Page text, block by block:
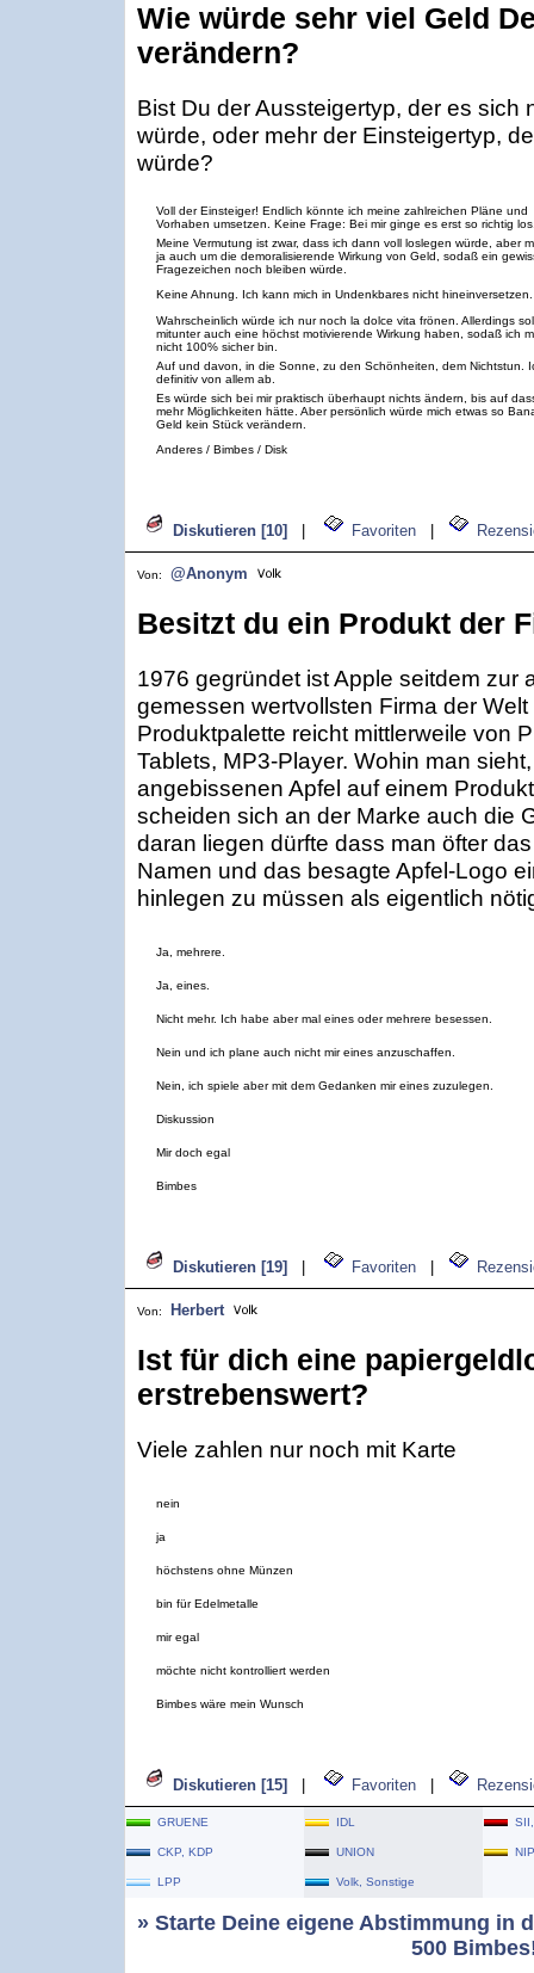
Wie würde sehr viel Geld
verändern?
Bist Du der Aussteigertyp, der es sich
würde, oder mehr der Einsteigertyp,
würde?
Voll der Einsteiger! Endlich könnte ich meine zahlreichen Pläne und
Vorhaben umsetzen. Keine Frage: Bei mir ginge es erst so richtig
Meine Vermutung ist zwar, dass ich dann voll loslegen würde, aber
ja auch um die demoralisierende Wirkung von Geld, sodaß ein
Fragezeichen noch bleiben würde.
Keine Ahnung. Ich kann mich in Undenkbares nicht hineinversetzen.
Wahrscheinlich würde ich nur noch la dolce vita frönen. Allerdings
mitunter auch eine höchst motivierende Wirkung haben, sodaß ich
nicht 100% sicher bin.
Auf und davon, in die Sonne, zu den Schönheiten, dem Nichtstun.
definitiv von allem ab.
Es würde sich bei mir praktisch überhaupt nichts ändern, bis auf
mehr Möglichkeiten hätte. Aber persönlich würde mich etwas so
Geld kein Stück verändern.
Anderes / Bimbes / Disk
Diskutieren [10] Favoriten
Von: @Anonym
Besitzt du ein Produkt der
1976 gegründet ist Apple seitdem zur
gemessen wertvollsten Firma der
Produktpalette reicht mittlerweile von
Tablets, MP3-Player. Wohin man
angebissenen Apfel auf einem
scheiden sich an der Marke auch die
daran liegen dürfte dass man öfter
Namen und das besagte Apfel-Logo
hinlegen zu müssen als eigentlich
Ja, mehrere.
Ja, eines.
Nicht mehr. Ich habe aber mal eines oder mehrere besessen.
Nein und ich plane auch nicht mir eines anzuschaffen.
Nein, ich spiele aber mit dem Gedanken mir eines zuzulegen.
Diskussion
Mir doch egal
Bimbes
Diskutieren [19] Favoriten
Von: Herbert
Ist für dich eine
erstrebenswert?
Viele zahlen nur noch mit Karte
nein
ja
höchstens ohne Münzen
bin für Edelmetalle
mir egal
möchte nicht kontrolliert werden
Bimbes wäre mein Wunsch
Diskutieren [15] Favoriten
GRUENE IDL
CKP, KDP UNION NIP
LPP Volk, Sonstige
» Starte Deine eigene Abstimmung in
500